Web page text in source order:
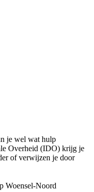
je wel wat hulp
Overheid (IDO) krijg je
of verwijzen je door
Woensel-Noord